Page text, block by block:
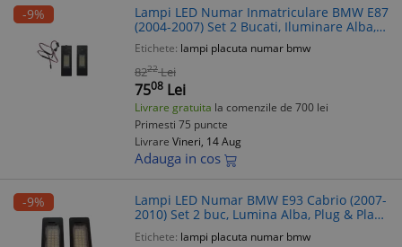
-9%
Lampi LED Numar Inmatriculare BMW E87
(2004-2007) Set 2 Bucati, Iluminare Alba,
Plug&Play, Fara Eroare Bord
Etichete: lampi placuta numar bmw
8222 Lei
7508 Lei
Livrare gratuita la comenzile de 700 lei
Primesti 75 puncte
Livrare Vineri, 14 Aug
Adauga in cos
-9%
Lampi LED Numar BMW E93 Cabrio (2007-
2010) Set 2 buc, Lumina Alba, Plug & Play,
Fara erori
Etichete: lampi placuta numar bmw